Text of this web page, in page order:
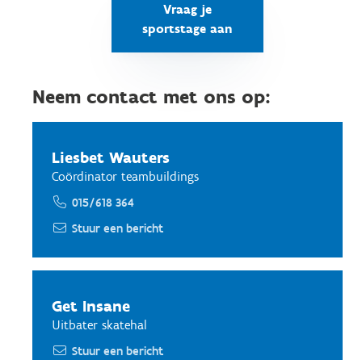
Vraag je
sportstage aan
Neem contact met ons op:
Liesbet Wauters
Coördinator teambuildings
015/618 364
Stuur een bericht
Get Insane
Uitbater skatehal
Stuur een bericht